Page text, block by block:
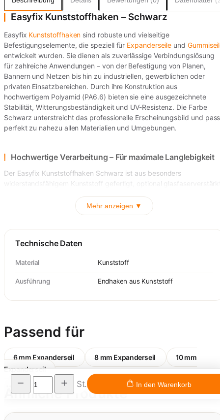
Easyfix Kunststoffhaken – Schwarz
Easyfix Kunststoffhaken sind robuste und vielseitige
Befestigungselemente, die speziell für Expanderseile und
entwickelt wurden. Sie dienen als zuverlässige Verbindungslösung
für zahlreiche Anwendungen – von der Befestigung von Planen,
Bannern und Netzen bis hin zu industriellen, gewerblichen oder
privaten Einsatzbereichen. Durch ihre Konstruktion aus
hochwertigem Polyamid (PA6.6) bieten sie eine ausgezeichnete
Stabilität, Witterungsbeständigkeit und UV-Resistenz. Die Farbe
Schwarz unterstreicht das professionelle Erscheinungsbild und
perfekt zu nahezu allen Materialien und Umgebungen.
Hochwertige Verarbeitung – Für maximale Langlebigkeit
Der Easyfix Kunststoffhaken Schwarz ist aus besonders
widerstandsfähigem Kunststoff gefertigt, optional
Mehr anzeigen ▼
Technische Daten
Material Kunststoff
Ausführung Endhaken aus Kunststoff
Passend für
6 mm Expanderseil 8 mm Expanderseil
10 mm
Expanderseil
Ähnliche Produkte
St. In den Warenkorb